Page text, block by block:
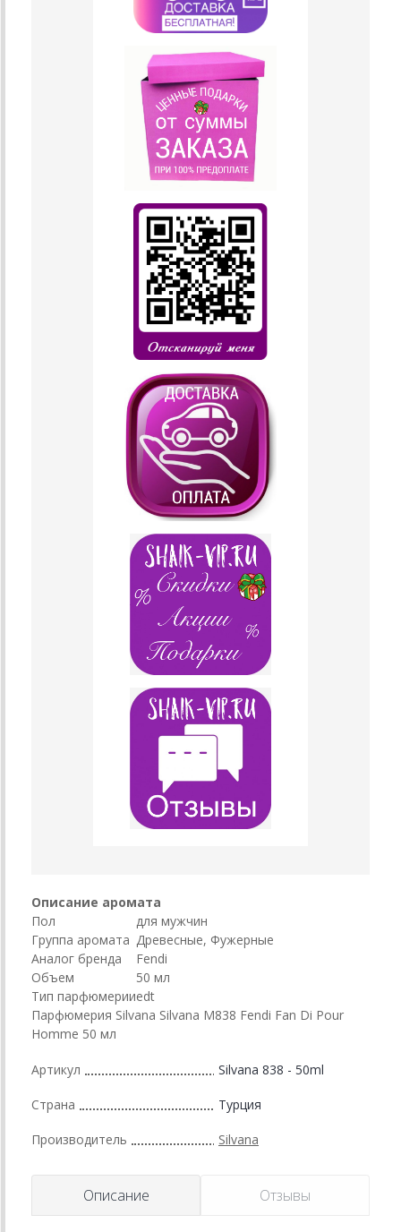
Описание аромата
Пол
для мужчин
Группа аромата Древесные, Фужерные
Аналог бренда
Fendi
Объем
50 мл
Тип парфюмерииedt
Парфюмерия Silvana Silvana M838 Fendi Fan Di Pour
Homme 50 мл
Артикул Silvana 838 - 50ml
Страна Турция
Производитель Silvana
Описание Отзывы